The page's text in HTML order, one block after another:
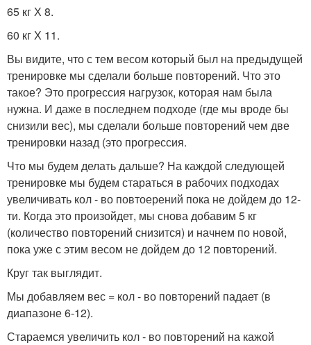
65 кг Х 8.
60 кг Х 11.
Вы видите, что с тем весом который был на предыдущей
тренировке мы сделали больше повторений. Что это
такое? Это прогрессия нагрузок, которая нам была
нужна. И даже в последнем подходе (где мы вроде бы
снизили вес), мы сделали больше повторений чем две
тренировки назад (это прогрессия.
Что мы будем делать дальше? На каждой следующей
тренировке мы будем стараться в рабочих подходах
увеличивать кол - во повтоерений пока не дойдем до 12-
ти. Когда это произойдет, мы снова добавим 5 кг
(количество повторений снизится) и начнем по новой,
пока уже с этим весом не дойдем до 12 повторений.
Круг так выглядит.
Мы добавляем вес = кол - во повторений падает (в
диапазоне 6-12).
Стараемся увеличить кол - во повторений на кажой